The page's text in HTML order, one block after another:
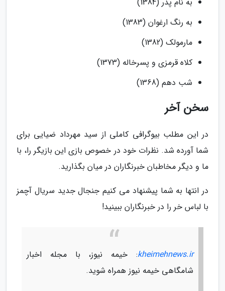
به رنگ ارغوان (1383)
مارمولک (1382)
کلاه قرمزی و پسرخاله (1373)
شب دهم (1368)
سخن آخر
در این مطلب بیوگرافی کاملی از سید مهرداد ضیایی برای
شما آورده شد. نظرات خود در خصوص بازی این بازیگر را، با
ما و دیگر مخاطبان خبرنگاران در میان بگذارید.
در انتها به شما پیشنهاد می کنیم جنجال جدید سریال آچمز
با لباس خر را در خبرنگاران ببینید!
kheimehnews.ir: خیمه نیوز، با مجله اخبار
شامگاهی خیمه نیوز همراه شوید.